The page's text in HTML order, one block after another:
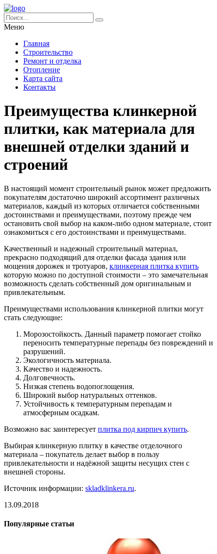
Меню
Главная
Строительство
Ремонт и отделка
Отопление
Карта сайта
Контакты
Преимущества клинкерной
плитки, как материала для
внешней отделки зданий и
строений
В настоящий момент строительный рынок может предложить
покупателям достаточно широкий ассортимент различных
материалов, каждый из которых отличается собственными
достоинствами и преимуществами, поэтому прежде чем
остановить свой выбор на каком-либо одном материале, стоит
ознакомиться с его достоинствами и преимуществами.
Качественный и надежный строительный материал,
прекрасно подходящий для отделки фасада здания или
мощения дорожек и тротуаров, клинкерная плитка купить
которую можно по доступной стоимости – это замечательная
возможность сделать собственный дом оригинальным и
привлекательным.
Преимуществами использования клинкерной плитки могут
стать следующие:
Морозостойкость. Данный параметр помогает стойко
переносить температурные перепады без повреждений и
разрушений.
Экологичность материала.
Качество и надежность.
Долговечность.
Низкая степень водопоглощения.
Широкий выбор натуральных оттенков.
Устойчивость к температурным перепадам и
атмосферным осадкам.
Возможно вас заинтересует плитка под кирпич купить.
Выбирая клинкерную плитку в качестве отделочного
материала – покупатель делает выбор в пользу
привлекательности и надёжной защиты несущих стен с
внешней стороны.
Источник информации: skladklinkera.ru.
13.09.2018
Популярные статьи